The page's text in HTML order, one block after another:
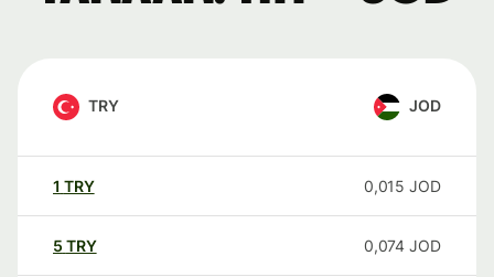
TRY JOD
1 TRY 0,015 JOD
5 TRY 0,074 JOD